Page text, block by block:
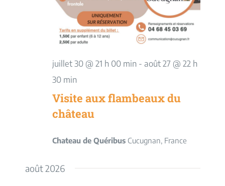
juillet 30 @ 21 h 00 min- août 27 @ 22 h
30 min
Visite aux flambeaux du
château
Chateau de Quéribus Cucugnan, France
août 2026